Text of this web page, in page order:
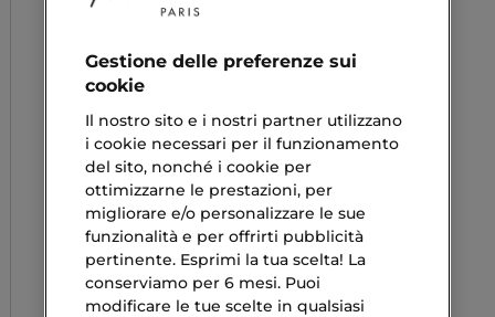
Gestione delle preferenze sui
cookie
Il nostro sito e i nostri partner utilizzano
i cookie necessari per il funzionamento
del sito, nonché i cookie per
ottimizzarne le prestazioni, per
migliorare e/o personalizzare le sue
funzionalità e per offrirti pubblicità
pertinente. Esprimi la tua scelta! La
conserviamo per 6 mesi. Puoi
modificare le tue scelte in qualsiasi